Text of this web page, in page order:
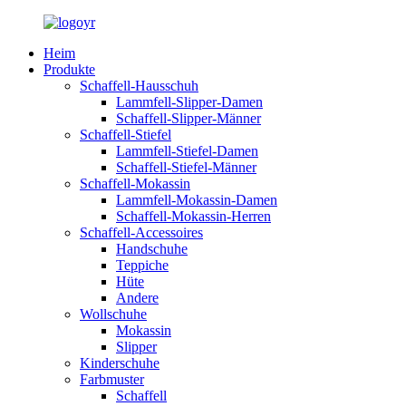
Heim
Produkte
Schaffell-Hausschuh
Lammfell-Slipper-Damen
Schaffell-Slipper-Männer
Schaffell-Stiefel
Lammfell-Stiefel-Damen
Schaffell-Stiefel-Männer
Schaffell-Mokassin
Lammfell-Mokassin-Damen
Schaffell-Mokassin-Herren
Schaffell-Accessoires
Handschuhe
Teppiche
Hüte
Andere
Wollschuhe
Mokassin
Slipper
Kinderschuhe
Farbmuster
Schaffell